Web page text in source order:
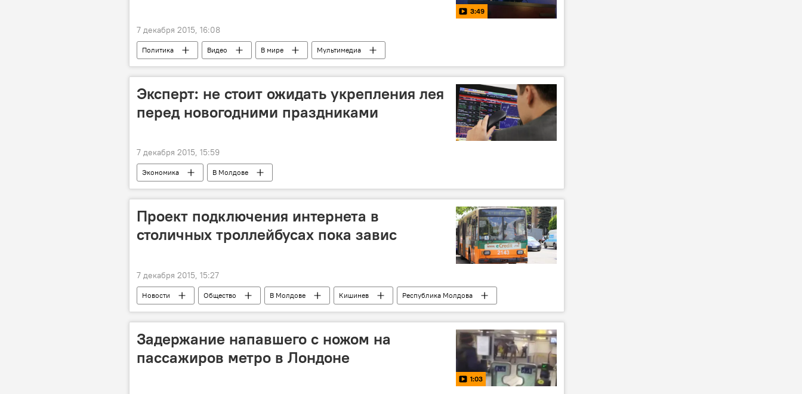
3:49
7 декабря 2015, 16:08
Политика Видео В мире Мультимедиа
Эксперт: не стоит ожидать укрепления лея
перед новогодними праздниками
7 декабря 2015, 15:59
Экономика В Молдове
Проект подключения интернета в
столичных троллейбусах пока завис
7 декабря 2015, 15:27
Новости Общество В Молдове Кишинев
Республика Молдова
Георгий Моргоч
интернет документы троллейбус
Wi-Fi
Задержание напавшего с ножом на
пассажиров метро в Лондоне
1:03